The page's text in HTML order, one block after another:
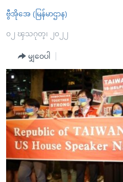
များ
ပင်မ
ကျော်
ကြည့်
ရန်
ပင်မ
အ
ညွန်း
စာမျက်နှာ
သို့
နိုင်ငံတကာ
အစ္စရေး-ပါလက်စတိုင်း
ဗွီဒီယို
အင်္ဂလိပ်စာလေ့လာမယ်
အမေရိကန်သုံးအီဒီယံ
မကြေးမုံရဲ့ အင်္ဂလိပ်စာ
ရုပ်ရှင်ထဲက အင်္ဂလိပ်စာ
သုတပဒေသာ အင်္ဂလိပ်စာ
အပတ်စဉ်ကဏ္ဍများ
ရေဒီယို
တီဗွီ
ရေဒီယိုနှင့်ရုပ်သံ အချက်အလက်မျ
ရေဒီယို/တီဗွီအစီအစဉ်
Learning English
ဗွီအိုအေ လူမှုကွန်ယက်များ
ဗွီအိုအေ (မြန်မာဌာန)
၀၂ ၾသဂုတ္၊ ၂၀၂၂
မျှဝေပါ